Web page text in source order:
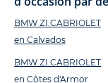
BMW ZI.CABRIOLET
en Calvados
BMW ZI.CABRIOLET
en Côtes d'Armor